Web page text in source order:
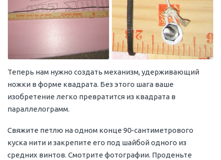
Теперь нам нужно создать механизм, удерживающий
ножки в форме квадрата. Без этого шага ваше
изобретение легко превратится из квадрата в
параллелограмм.
Свяжите петлю на одном конце 90-сантиметрового
куска нити и закрепите его под шайбой одного из
средних винтов. Смотрите фотографии. Проденьте